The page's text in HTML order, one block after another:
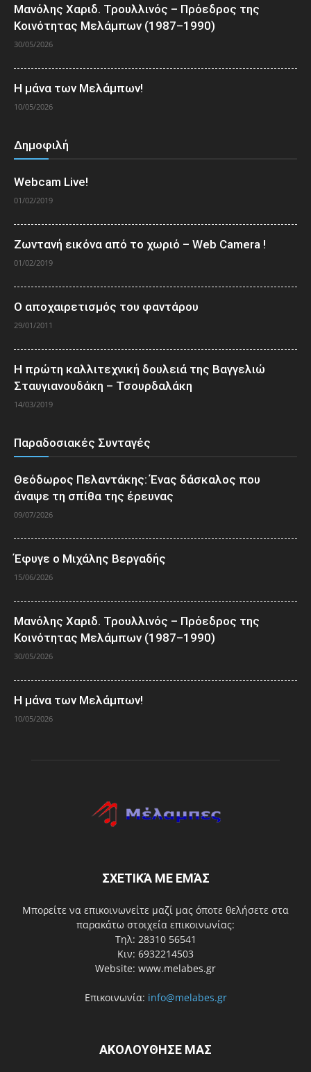
Μανόλης Χαριδ. Τρουλλινός – Πρόεδρος της
Κοινότητας Μελάμπων (1987–1990)
30/05/2026
Η μάνα των Μελάμπων!
10/05/2026
Δημοφιλή
Webcam Live!
01/02/2019
Ζωντανή εικόνα από το χωριό – Web Camera !
01/02/2019
Ο αποχαιρετισμός του φαντάρου
29/01/2011
Η πρώτη καλλιτεχνική δουλειά της Βαγγελιώ
Σταυγιανουδάκη – Τσουρδαλάκη
14/03/2019
Παραδοσιακές Συνταγές
Θεόδωρος Πελαντάκης: Ένας δάσκαλος που
άναψε τη σπίθα της έρευνας
09/07/2026
Έφυγε ο Μιχάλης Βεργαδής
15/06/2026
Μανόλης Χαριδ. Τρουλλινός – Πρόεδρος της
Κοινότητας Μελάμπων (1987–1990)
30/05/2026
Η μάνα των Μελάμπων!
10/05/2026
ΣΧΕΤΙΚΆ ΜΕ ΕΜΆΣ
Μπορείτε να επικοινωνείτε μαζί μας όποτε θελήσετε στα
παρακάτω στοιχεία επικοινωνίας:
Τηλ: 28310 56541
Κιν: 6932214503
Website: www.melabes.gr
Επικοινωνία: info@melabes.gr
ΑΚΟΛΟΥΘΗΣΕ ΜΑΣ